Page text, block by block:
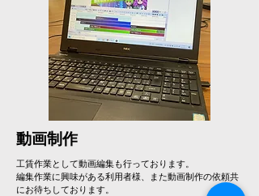
動画制作
工賃作業として動画編集も行っております。
編集作業に興味がある利用者様、また動画制作の依頼共
にお待ちしております。